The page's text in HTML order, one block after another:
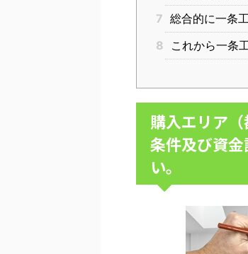
7 総合的に一条
8
これから一条
購入エリア
条件及び資
い。